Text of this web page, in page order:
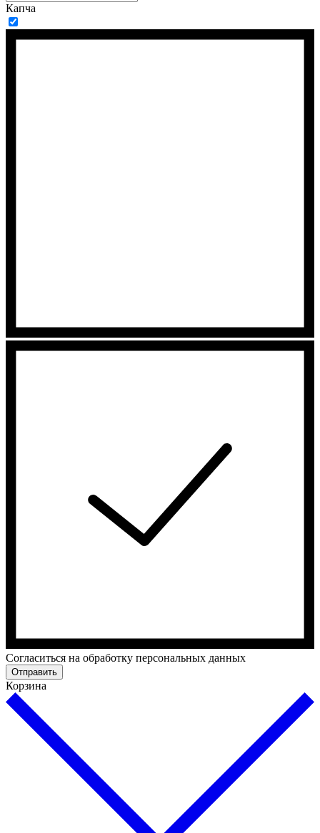
Капча
Cогласиться на обработку персональных данных
Отправить
Корзина